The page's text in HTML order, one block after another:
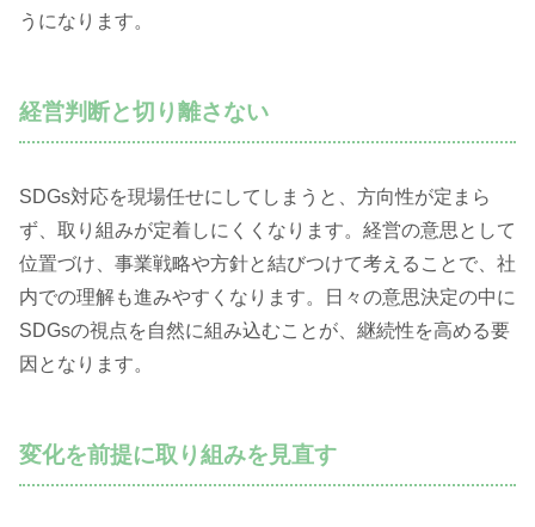
うになります。
経営判断と切り離さない
SDGs対応を現場任せにしてしまうと、方向性が定まら
ず、取り組みが定着しにくくなります。経営の意思として
位置づけ、事業戦略や方針と結びつけて考えることで、社
内での理解も進みやすくなります。日々の意思決定の中に
SDGsの視点を自然に組み込むことが、継続性を高める要
因となります。
変化を前提に取り組みを見直す